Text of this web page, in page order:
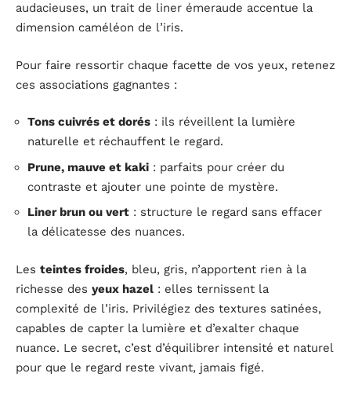
audacieuses, un trait de liner émeraude accentue la
dimension caméléon de l’iris.
Pour faire ressortir chaque facette de vos yeux, retenez
ces associations gagnantes :
Tons cuivrés et dorés : ils réveillent la lumière
naturelle et réchauffent le regard.
Prune, mauve et kaki : parfaits pour créer du
contraste et ajouter une pointe de mystère.
Liner brun ou vert : structure le regard sans effacer
la délicatesse des nuances.
Les teintes froides, bleu, gris, n’apportent rien à la
richesse des yeux hazel : elles ternissent la
complexité de l’iris. Privilégiez des textures satinées,
capables de capter la lumière et d’exalter chaque
nuance. Le secret, c’est d’équilibrer intensité et naturel
pour que le regard reste vivant, jamais figé.